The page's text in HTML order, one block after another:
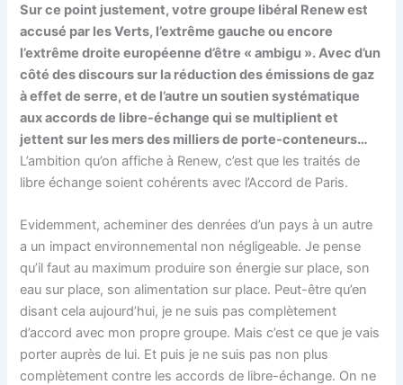
Sur ce point justement, votre groupe libéral Renew est
accusé par les Verts, l’extrême gauche ou encore
l’extrême droite européenne d’être « ambigu ». Avec d’un
côté des discours sur la réduction des émissions de gaz
à effet de serre, et de l’autre un soutien systématique
aux accords de libre-échange qui se multiplient et
jettent sur les mers des milliers de porte-conteneurs…
L’ambition qu’on affiche à Renew, c’est que les traités de
libre échange soient cohérents avec l’Accord de Paris.
Evidemment, acheminer des denrées d’un pays à un autre
a un impact environnemental non négligeable. Je pense
qu’il faut au maximum produire son énergie sur place, son
eau sur place, son alimentation sur place. Peut-être qu’en
disant cela aujourd’hui, je ne suis pas complètement
d’accord avec mon propre groupe. Mais c’est ce que je vais
porter auprès de lui. Et puis je ne suis pas non plus
complètement contre les accords de libre-échange. On ne